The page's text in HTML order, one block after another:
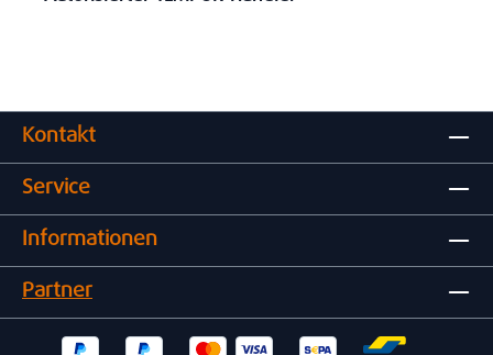
Kontakt
Service
Informationen
Partner